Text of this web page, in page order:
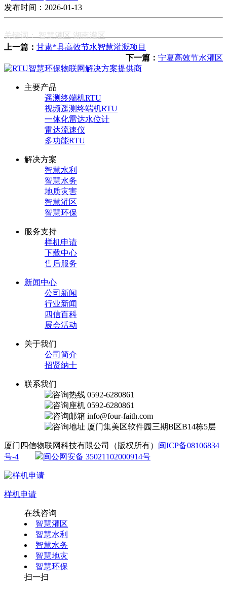
发布时间：2026-01-13
关键词：智慧灌区 湖南灌区
上一篇： 甘肃*县高效节水智慧灌溉项目
下一篇： 宁夏高效节水灌区
主要产品
遥测终端机RTU
视频遥测终端机RTU
一体化雷达水位计
雷达流速仪
多功能RTU
解决方案
智慧水利
智慧水务
地质灾害
智慧灌区
智慧环保
服务支持
样机申请
下载中心
售后服务
新闻中心
公司新闻
行业新闻
四信百科
展会活动
关于我们
公司简介
招贤纳士
联系我们
0592-6280861
0592-6280861
info@four-faith.com
厦门集美区软件园三期B区B14栋5层
厦门四信物联网科技有限公司（版权所有） 闽ICP备08106834
号-4
闽公网安备 35021102000914号
样机申请
在线咨询
智慧灌区
智慧水利
智慧水务
智慧地灾
智慧环保
扫一扫